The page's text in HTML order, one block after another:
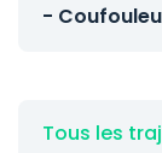
-
Tous les